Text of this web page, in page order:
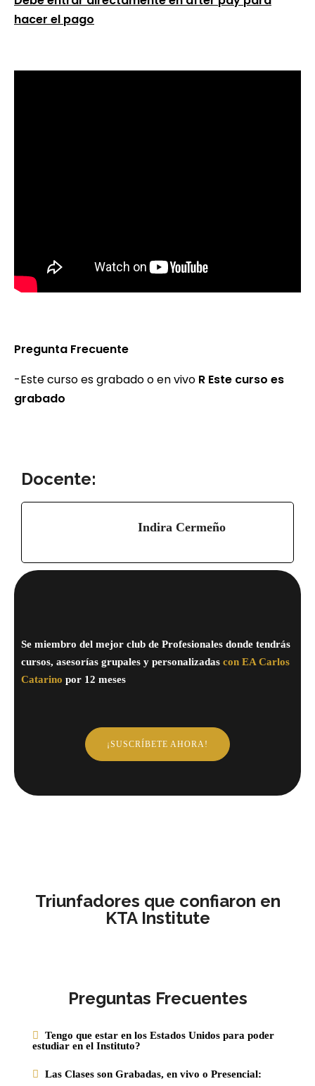
hacer el pago
Pregunta Frecuente
-Este curso es grabado o en vivo R Este curso es
grabado
Docente:
Indira Cermeño
Se miembro del mejor club de Profesionales donde tendrás
cursos, asesorías grupales y personalizadas con EA Carlos
Catarino por 12 meses
¡SUSCRÍBETE AHORA!
Triunfadores que confiaron en
KTA Institute
Preguntas Frecuentes
Tengo que estar en los Estados Unidos para poder
estudiar en el Instituto?
Las Clases son Grabadas, en vivo o Presencial: